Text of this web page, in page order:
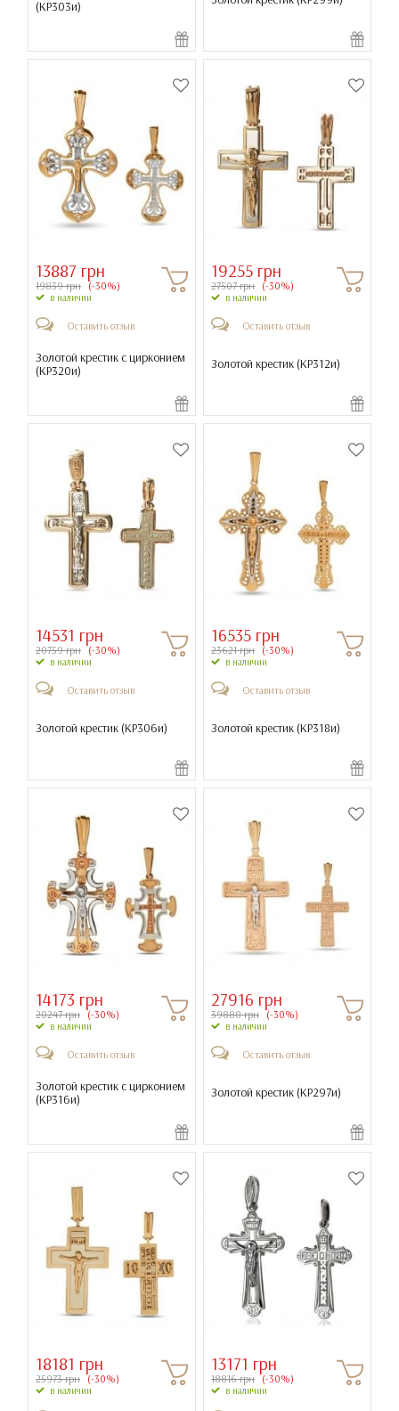
(КР303и)
13887 грн
19839 грн (-30%)
в наличии
Оставить отзыв
Золотой крестик с цирконием
(КР320и)
19255 грн
27507 грн (-30%)
в наличии
Оставить отзыв
Золотой крестик (КР312и)
14531 грн
20759 грн (-30%)
в наличии
Оставить отзыв
Золотой крестик (КР306и)
16535 грн
23621 грн (-30%)
в наличии
Оставить отзыв
Золотой крестик (КР318и)
14173 грн
20247 грн (-30%)
в наличии
Оставить отзыв
Золотой крестик с цирконием
(КР316и)
27916 грн
39880 грн (-30%)
в наличии
Оставить отзыв
Золотой крестик (КР297и)
18181 грн
25973 грн (-30%)
в наличии
13171 грн
18816 грн (-30%)
в наличии